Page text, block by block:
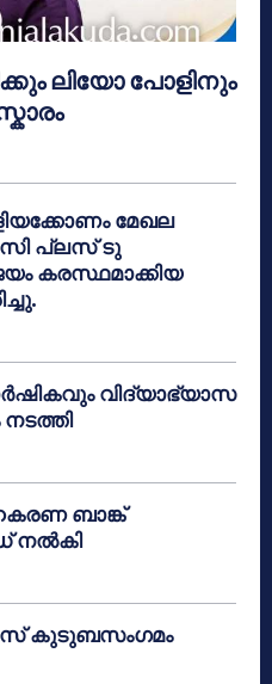
ലിയോ പോളിനും
മേഖല
പ്ലസ് ടു
കരസ്ഥമാക്കിയ
വിദ്യാഭ്യാസ
ബാങ്ക്
നൽകി
കുടുബസംഗമം